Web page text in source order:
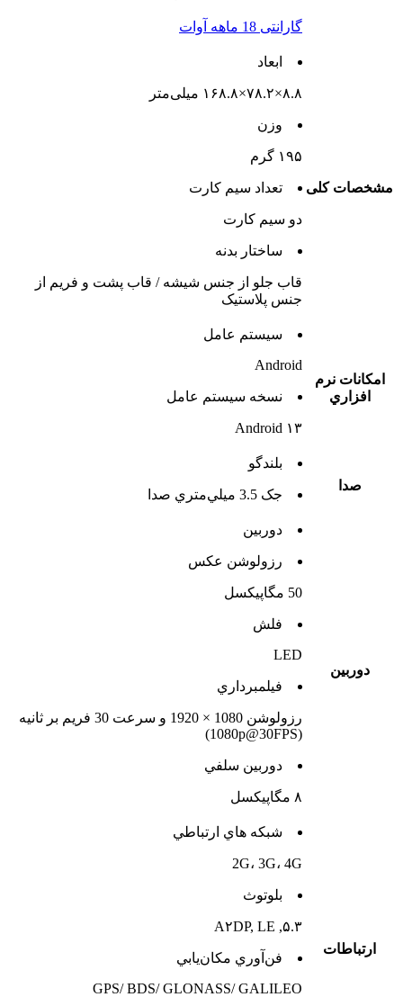
گارانتی 18 ماهه آوات
مشخصات کلی
ابعاد
۸.۸×۷۸.۲×۱۶۸.۸ میلی‌متر
وزن
۱۹۵ گرم
تعداد سيم کارت
دو سيم کارت
ساختار بدنه
قاب جلو از جنس شیشه / قاب پشت و فریم از
جنس پلاستیک
امکانات نرم
افزاري
سيستم عامل
Android
نسخه سيستم عامل
Android ۱۳
صدا
بلندگو
جک 3.5 ميلي‌متري صدا
دوربين
دوربين
رزولوشن عکس
50 مگاپیکسل
فلش
LED
فيلمبرداري
رزولوشن 1080 × 1920 و سرعت 30 فریم بر ثانیه
(1080p@30FPS)
دوربين سلفي
۸ مگاپیکسل
ارتباطات
شبکه هاي ارتباطي
2G، 3G، 4G
بلوتوث
۵.۳, A۲DP, LE
فن‌آوري مکان‌يابي
GPS/ BDS/ GLONASS/ GALILEO